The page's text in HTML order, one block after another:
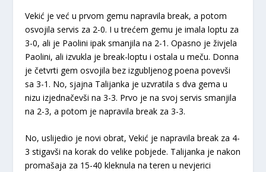
Vekić je već u prvom gemu napravila break, a potom
osvojila servis za 2-0. I u trećem gemu je imala loptu za
3-0, ali je Paolini ipak smanjila na 2-1. Opasno je živjela
Paolini, ali izvukla je break-loptu i ostala u meču. Donna
je četvrti gem osvojila bez izgubljenog poena povevši
sa 3-1. No, sjajna Talijanka je uzvratila s dva gema u
nizu izjednačevši na 3-3. Prvo je na svoj servis smanjila
na 2-3, a potom je napravila break za 3-3.
No, uslijedio je novi obrat, Vekić je napravila break za 4-
3 stigavši na korak do velike pobjede. Talijanka je nakon
promašaja za 15-40 kleknula na teren u nevjerici